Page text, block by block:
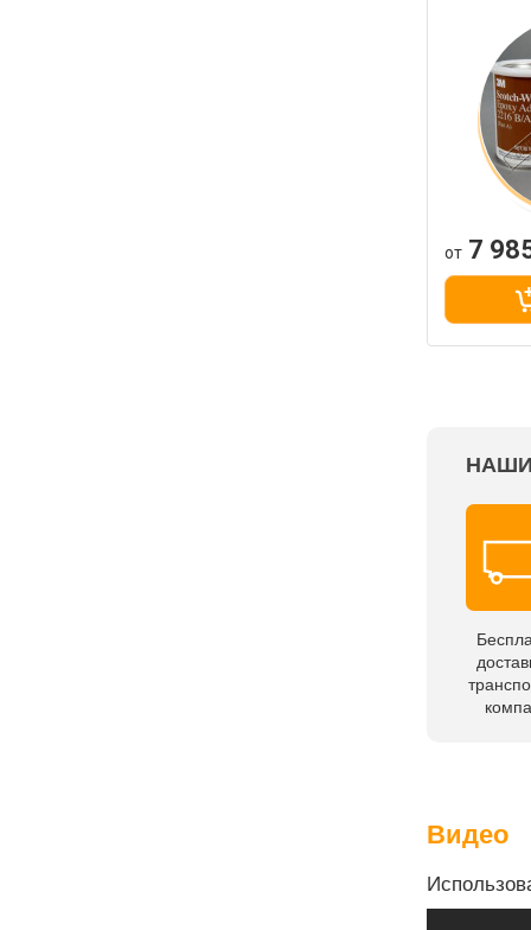
от 7
Видео